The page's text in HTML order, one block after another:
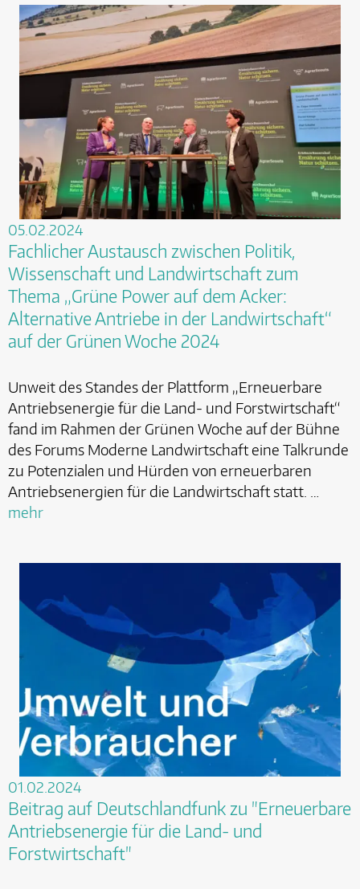
05.02.2024
Fachlicher Austausch zwischen Politik,
Wissenschaft und Landwirtschaft zum
Thema „Grüne Power auf dem Acker:
Alternative Antriebe in der Landwirtschaft“
auf der Grünen Woche 2024
Unweit des Standes der Plattform „Erneuerbare
Antriebsenergie für die Land- und Forstwirtschaft“
fand im Rahmen der Grünen Woche auf der Bühne
des Forums Moderne Landwirtschaft eine Talkrunde
zu Potenzialen und Hürden von erneuerbaren
Antriebsenergien für die Landwirtschaft statt. …
mehr
01.02.2024
Beitrag auf Deutschlandfunk zu "Erneuerbare
Antriebsenergie für die Land- und
Forstwirtschaft"